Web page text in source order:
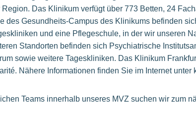
Das Klinikum verfügt über 773 Betten, 24
des Gesundheits-Campus des Klinikums befinden
und eine Pflegeschule, in der wir unseren
Standorten befinden sich Psychiatrische
sowie weitere Tageskliniken. Das Klinikum
Nähere Informationen finden Sie im Internet unter
Teams innerhalb unseres MVZ suchen wir zum